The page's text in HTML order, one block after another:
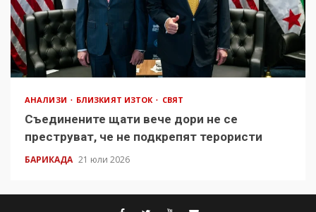
АНАЛИЗИ БЛИЗКИЯТ ИЗТОК СВЯТ
Съединените щати вече дори не се
преструват, че не подкрепят терористи
БАРИКАДА 21 юли 2026